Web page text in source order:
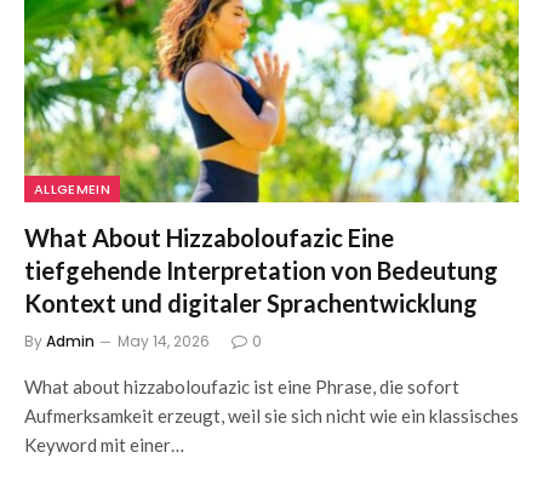
ALLGEMEIN
What About Hizzaboloufazic Eine
tiefgehende Interpretation von Bedeutung
Kontext und digitaler Sprachentwicklung
ByAdmin May 14, 2026 0
What about hizzaboloufazic ist eine Phrase, die sofort
Aufmerksamkeit erzeugt, weil sie sich nicht wie ein klassisches
Keyword mit einer…